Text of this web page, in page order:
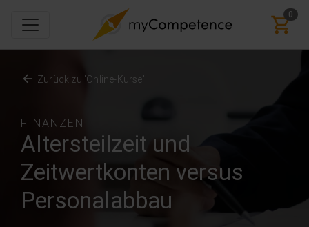
0
FINANZEN
Altersteilzeit und
Zeitwertkonten versus
Personalabbau
Zurück zu 'Online-Kurse'